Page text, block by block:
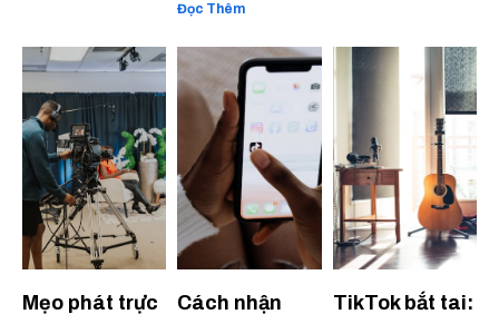
Đọc Thêm
Mẹo phát trực
Cách nhận
TikTok bắt tai: